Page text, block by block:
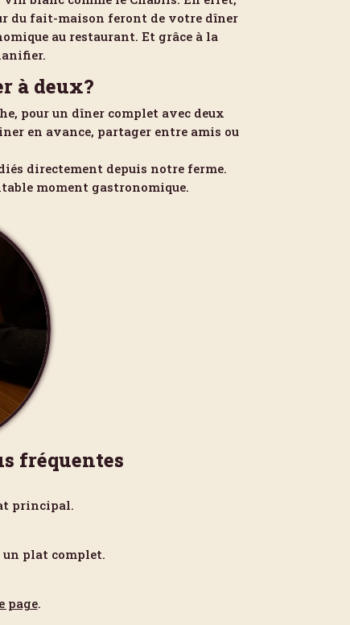
du fait-maison feront de votre dîner
au restaurant. Et grâce à la
à deux?
pour un dîner complet avec deux
en avance, partager entre amis ou
directement depuis notre ferme.
moment gastronomique.
fréquentes
principal.
un plat complet.
page.